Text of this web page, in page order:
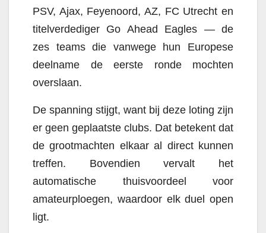
PSV, Ajax, Feyenoord, AZ, FC Utrecht en
titelverdediger Go Ahead Eagles — de
zes teams die vanwege hun Europese
deelname de eerste ronde mochten
overslaan.
De spanning stijgt, want bij deze loting zijn
er geen geplaatste clubs. Dat betekent dat
de grootmachten elkaar al direct kunnen
treffen. Bovendien vervalt het
automatische thuisvoordeel voor
amateurploegen, waardoor elk duel open
ligt.